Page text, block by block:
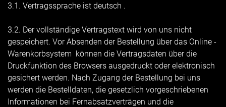
3.1. Vertragssprache ist deutsch .
3.2. Der vollständige Vertragstext wird von uns nicht
gespeichert. Vor Absenden der Bestellung über das Online -
Warenkorbsystem können die Vertragsdaten über die
Druckfunktion des Browsers ausgedruckt oder elektronisch
gesichert werden. Nach Zugang der Bestellung bei uns
werden die Bestelldaten, die gesetzlich vorgeschriebenen
Informationen bei Fernabsatzverträgen und die